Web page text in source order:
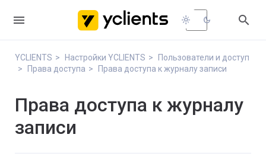
 light_mode dark_mode 
YCLIENTS Настройки YCLIENTS
Пользователи и доступ
Права доступа
Права доступа к журналу записи
Права доступа к журналу
записи